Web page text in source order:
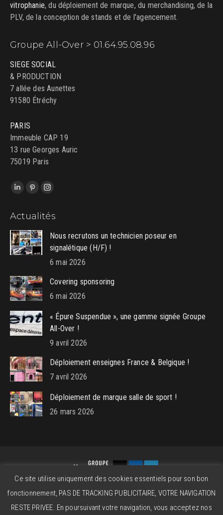
vitrophanie, du déploiement de marque, du merchandising, de la
PLV, de la conception de stands et de l'agencement.
Groupe All-Over > 01.64.95.08.96
SIEGE SOCIAL
& PRODUCTION
7 allée des Aunettes
91580 Étréchy
PARIS
Immeuble CAP 19
13 rue Georges Auric
75019 Paris
Trouvez nous sur :
LinkedIn
opens
in
new
window
Pinterest
opens
in
new
window
Instagram
opens
in
new
window
Actualités
Nous recrutons un technicien poseur en
signalétique (H/F) !
6 mai 2026
Covering sponsoring
6 mai 2026
« Épure Suspendue », une gamme signée Groupe
All-Over !
9 avril 2026
Déploiement enseignes France & Belgique !
7 avril 2026
Déploiement de marque salle de sport !
26 mars 2026
Groupe All-Over © 2026 - Powered bybeatitude.eu
Ce site utilise uniquement des cookies essentiels pour son bon
fonctionnement, PAS DE TRACKING PUBLICITAIRE, VOTRE NAVIGATION
RESTE PRIVEE. En poursuivant votre navigation, vous acceptez nos